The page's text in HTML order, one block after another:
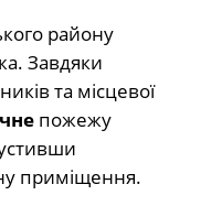
району
Завдяки
та місцевої
пожежу
приміщення.